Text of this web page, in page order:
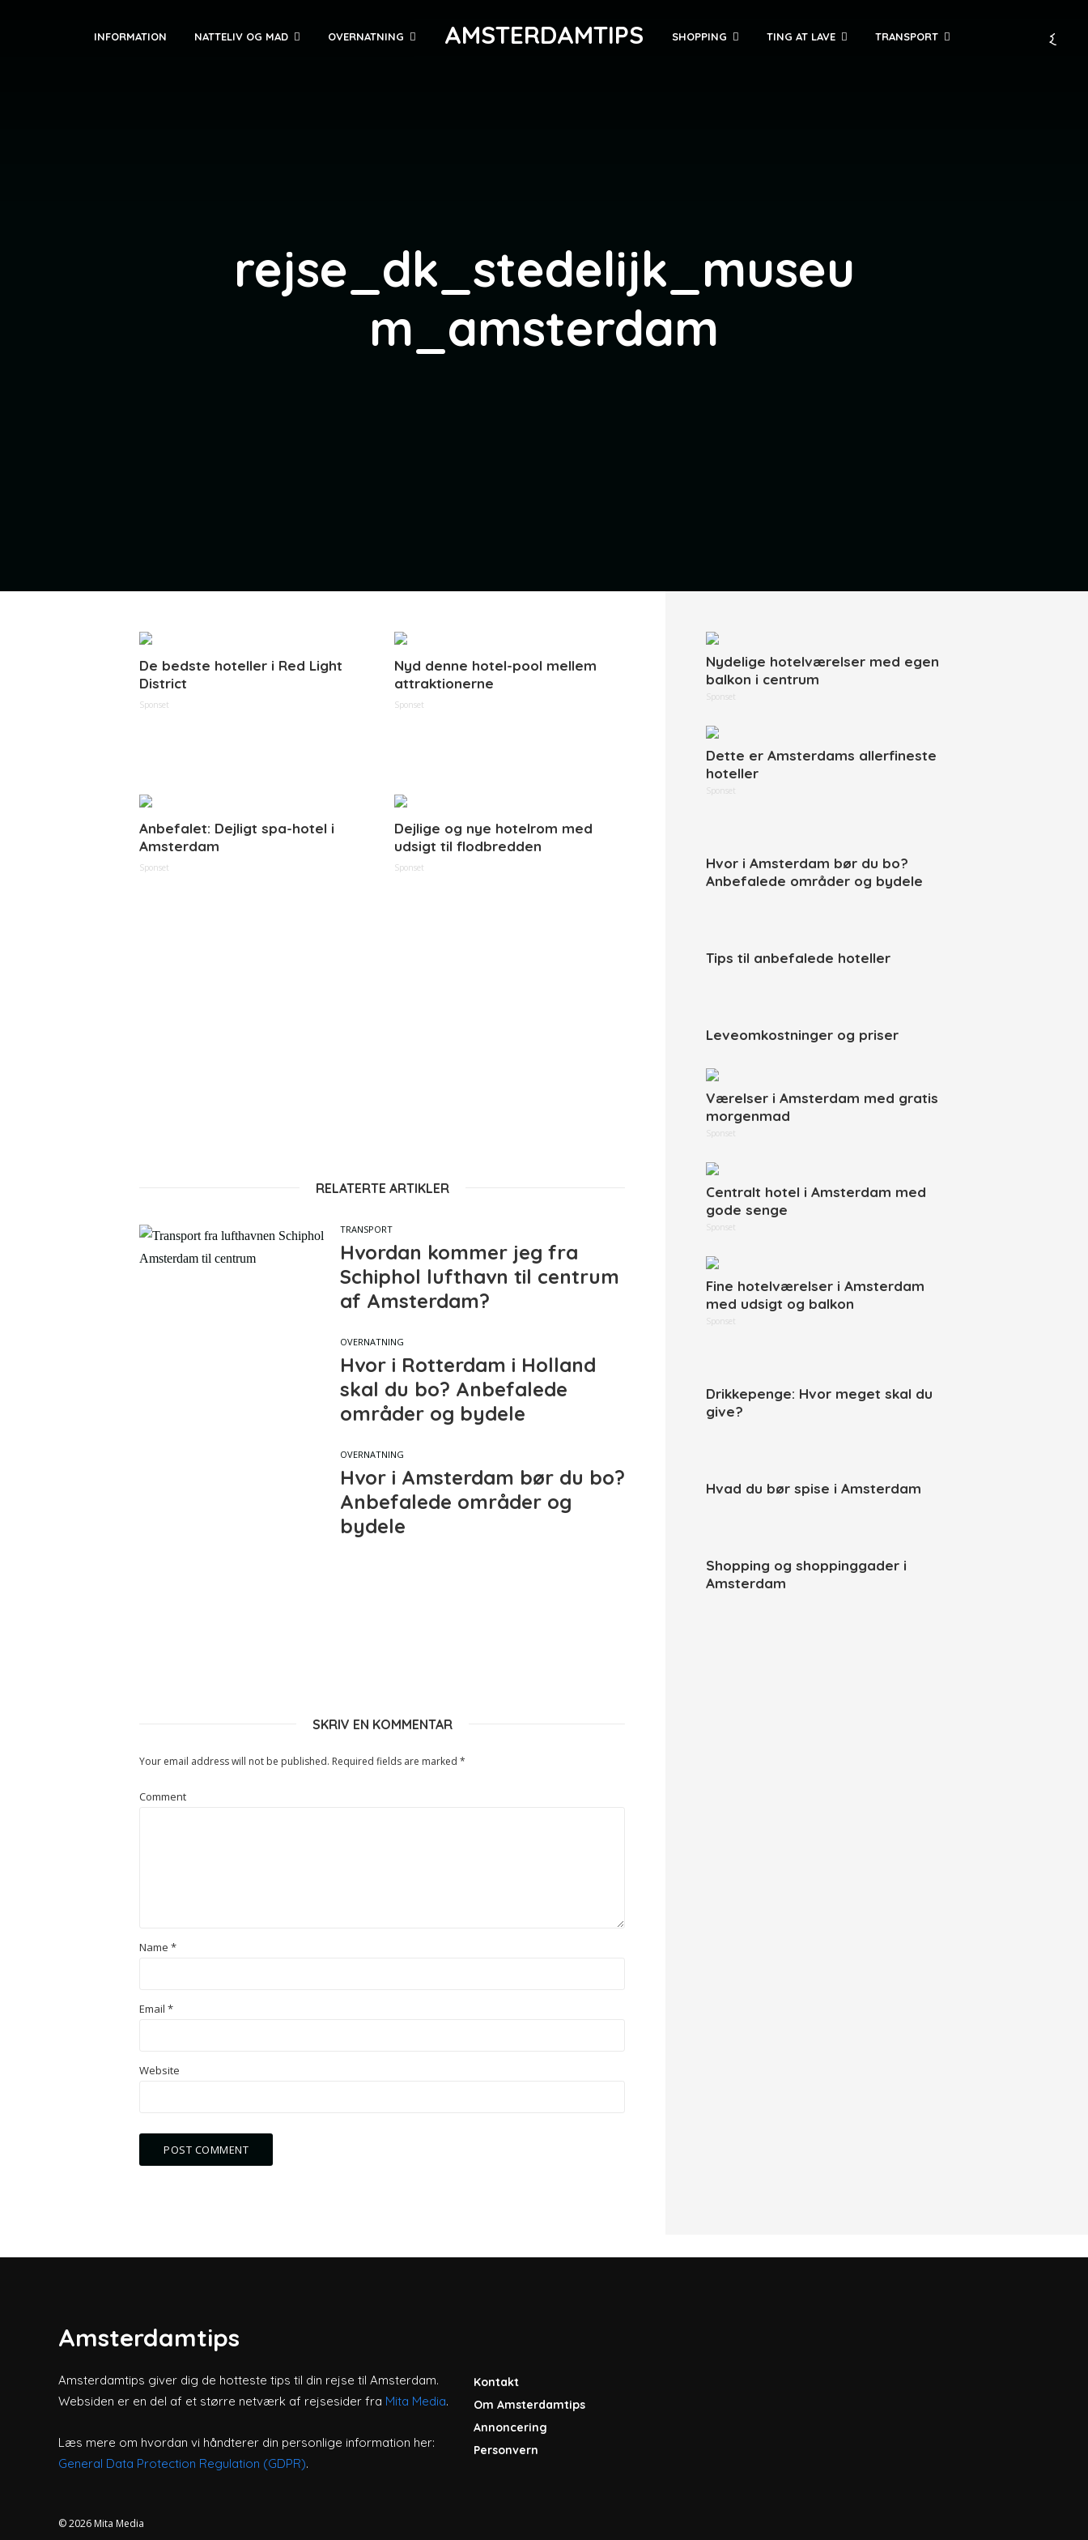
INFORMATION NATTELIV OG MAD OVERNATNING AMSTERDAMTIPS SHOPPING TING AT LAVE TRANSPORT
rejse_dk_stedelijk_museu
m_amsterdam
De bedste hoteller i Red Light
District
Sponset
Nyd denne hotel-pool mellem
attraktionerne
Sponset
Anbefalet: Dejligt spa-hotel i
Amsterdam
Sponset
Dejlige og nye hotelrom med
udsigt til flodbredden
Sponset
RELATERTE ARTIKLER
TRANSPORT
Hvordan kommer jeg fra
Schiphol lufthavn til centrum
af Amsterdam?
OVERNATNING
Hvor i Rotterdam i Holland
skal du bo? Anbefalede
områder og bydele
OVERNATNING
Hvor i Amsterdam bør du bo?
Anbefalede områder og
bydele
SKRIV EN KOMMENTAR
Your email address will not be published. Required fields are marked *
Comment
Name *
Email *
Website
Nydelige hotelværelser med egen
balkon i centrum
Sponset
Dette er Amsterdams allerfineste
hoteller
Sponset
Hvor i Amsterdam bør du bo?
Anbefalede områder og bydele
Tips til anbefalede hoteller
Leveomkostninger og priser
Værelser i Amsterdam med gratis
morgenmad
Sponset
Centralt hotel i Amsterdam med
gode senge
Sponset
Fine hotelværelser i Amsterdam
med udsigt og balkon
Sponset
Drikkepenge: Hvor meget skal du
give?
Hvad du bør spise i Amsterdam
Shopping og shoppinggader i
Amsterdam
Amsterdamtips
Amsterdamtips giver dig de hotteste tips til din rejse til Amsterdam.
Websiden er en del af et større netværk af rejsesider fra Mita Media.
Læs mere om hvordan vi håndterer din personlige information her:
General Data Protection Regulation (GDPR).
Kontakt
Om Amsterdamtips
Annoncering
Personvern
© 2026 Mita Media